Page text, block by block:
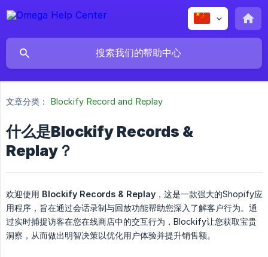
文章分类： Blockify Record and Replay
什么是Blockify Records &
Replay？
欢迎使用 Blockify Records & Replay ，这是一款强大的Shopify应
用程序，旨在通过会话录制与回放功能帮助您深入了解客户行为。通
过实时捕捉访客在您在线商店中的交互行为，Blockify让您获取宝贵
洞察，从而做出明智决策以优化用户体验并提升销售额。